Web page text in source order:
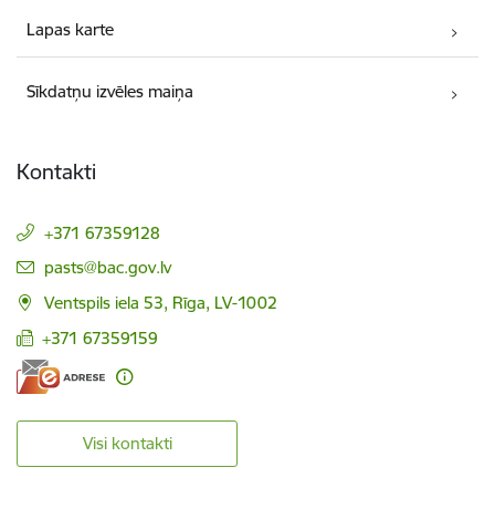
Lapas karte
Sīkdatņu izvēles maiņa
Kontakti
+371 67359128
E-pasts:
pasts@bac.gov.lv
Ventspils iela 53, Rīga, LV-1002
+371 67359159
Visi kontakti